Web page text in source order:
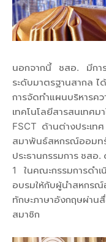
นอกจากนี้ ชสอ. มีการ
ระดับมาตรฐานสากล ไ
การจัดทำแผนบริหารค
เทคโนโลยีสารสนเทศ
FSCT ด้านต่างประเ
สมาพันธ์สหกรณ์ออมท
ประธานกรรมการ ชสอ
1 ในคณะกรรมการดำเ
อบรมให้กับผู้นำสหกร
ทักษะภาษาอังกฤษผ่า
สมาชิก